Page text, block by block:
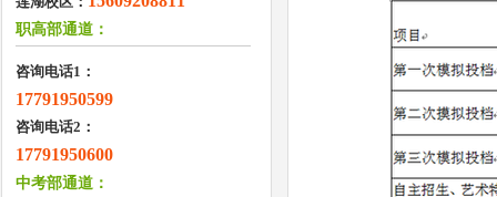
职高部通道：
咨询电话1：
17791950599
咨询电话2：
17791950600
中考部通道：